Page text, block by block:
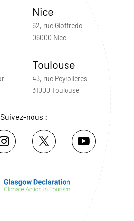
Nice
62, rue Gioffredo
06000 Nice
Toulouse
43, rue Peyrolières
31000 Toulouse
Suivez-nous :